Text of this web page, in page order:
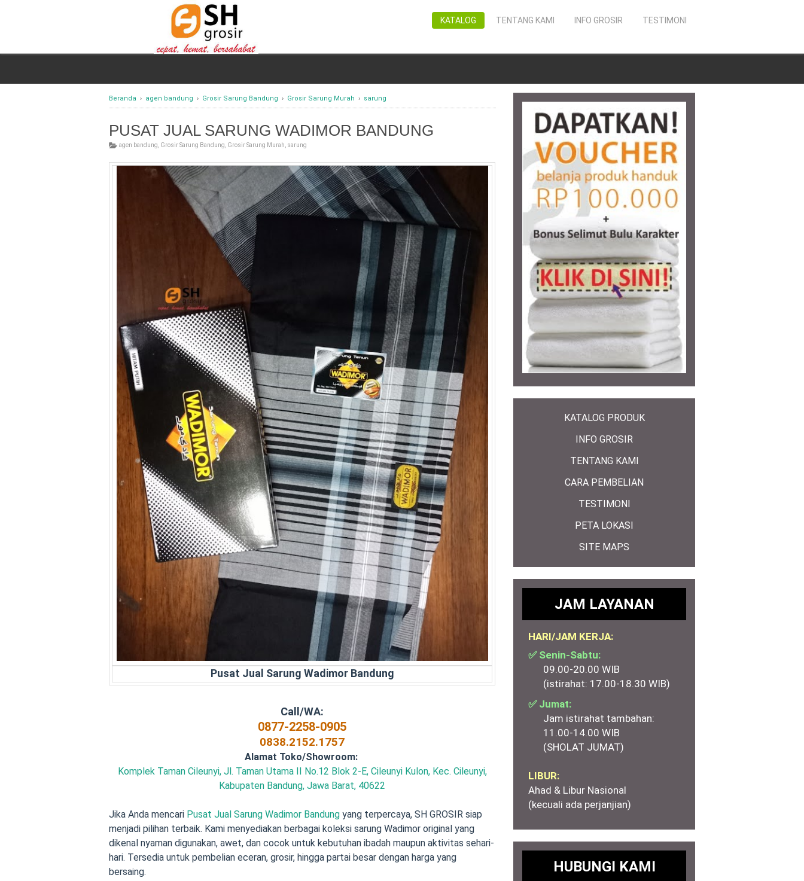
TESTIMONI
INFO GROSIR
TENTANG KAMI
KATALOG
Beranda › agen bandung › Grosir Sarung Bandung › Grosir Sarung Murah › sarung
PUSAT JUAL SARUNG WADIMOR BANDUNG
agen bandung Grosir Sarung Bandung Grosir Sarung Murah sarung
Pusat Jual Sarung Wadimor Bandung
Call/WA:
0877-2258-0905
0838.2152.1757
Alamat Toko/Showroom:
Komplek Taman Cileunyi, Jl. Taman Utama II No.12 Blok 2-E, Cileunyi Kulon, Kec. Cileunyi,
Kabupaten Bandung, Jawa Barat, 40622
Jika Anda mencari Pusat Jual Sarung Wadimor Bandung yang terpercaya, SH GROSIR siap
menjadi pilihan terbaik. Kami menyediakan berbagai koleksi sarung Wadimor original yang
dikenal nyaman digunakan, awet, dan cocok untuk kebutuhan ibadah maupun aktivitas sehari-
hari. Tersedia untuk pembelian eceran, grosir, hingga partai besar dengan harga yang
bersaing.
KATALOG PRODUK
INFO GROSIR
TENTANG KAMI
CARA PEMBELIAN
TESTIMONI
PETA LOKASI
SITE MAPS
JAM LAYANAN
HARI/JAM KERJA:
✅ Senin-Sabtu:
09.00-20.00 WIB
(istirahat: 17.00-18.30 WIB)
✅ Jumat:
Jam istirahat tambahan:
11.00-14.00 WIB
(SHOLAT JUMAT)
LIBUR:
Ahad & Libur Nasional
(kecuali ada perjanjian)
HUBUNGI KAMI